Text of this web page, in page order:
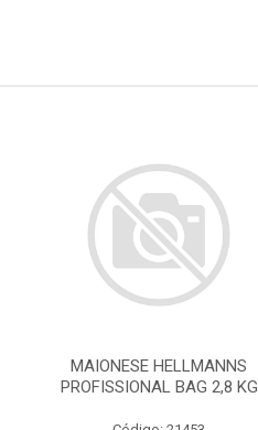
MAIONESE HELLMANNS
PROFISSIONAL BAG 2,8 KG